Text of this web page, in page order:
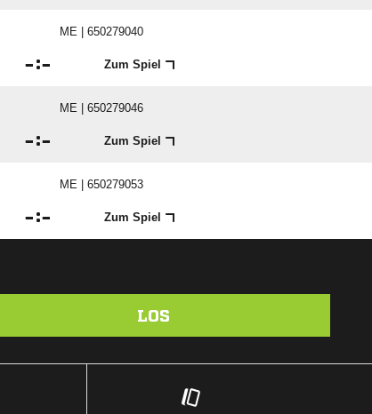
ME | 650279040
: Zum Spiel
ME | 650279046
: Zum Spiel
ME | 650279053
: Zum Spiel
LOS